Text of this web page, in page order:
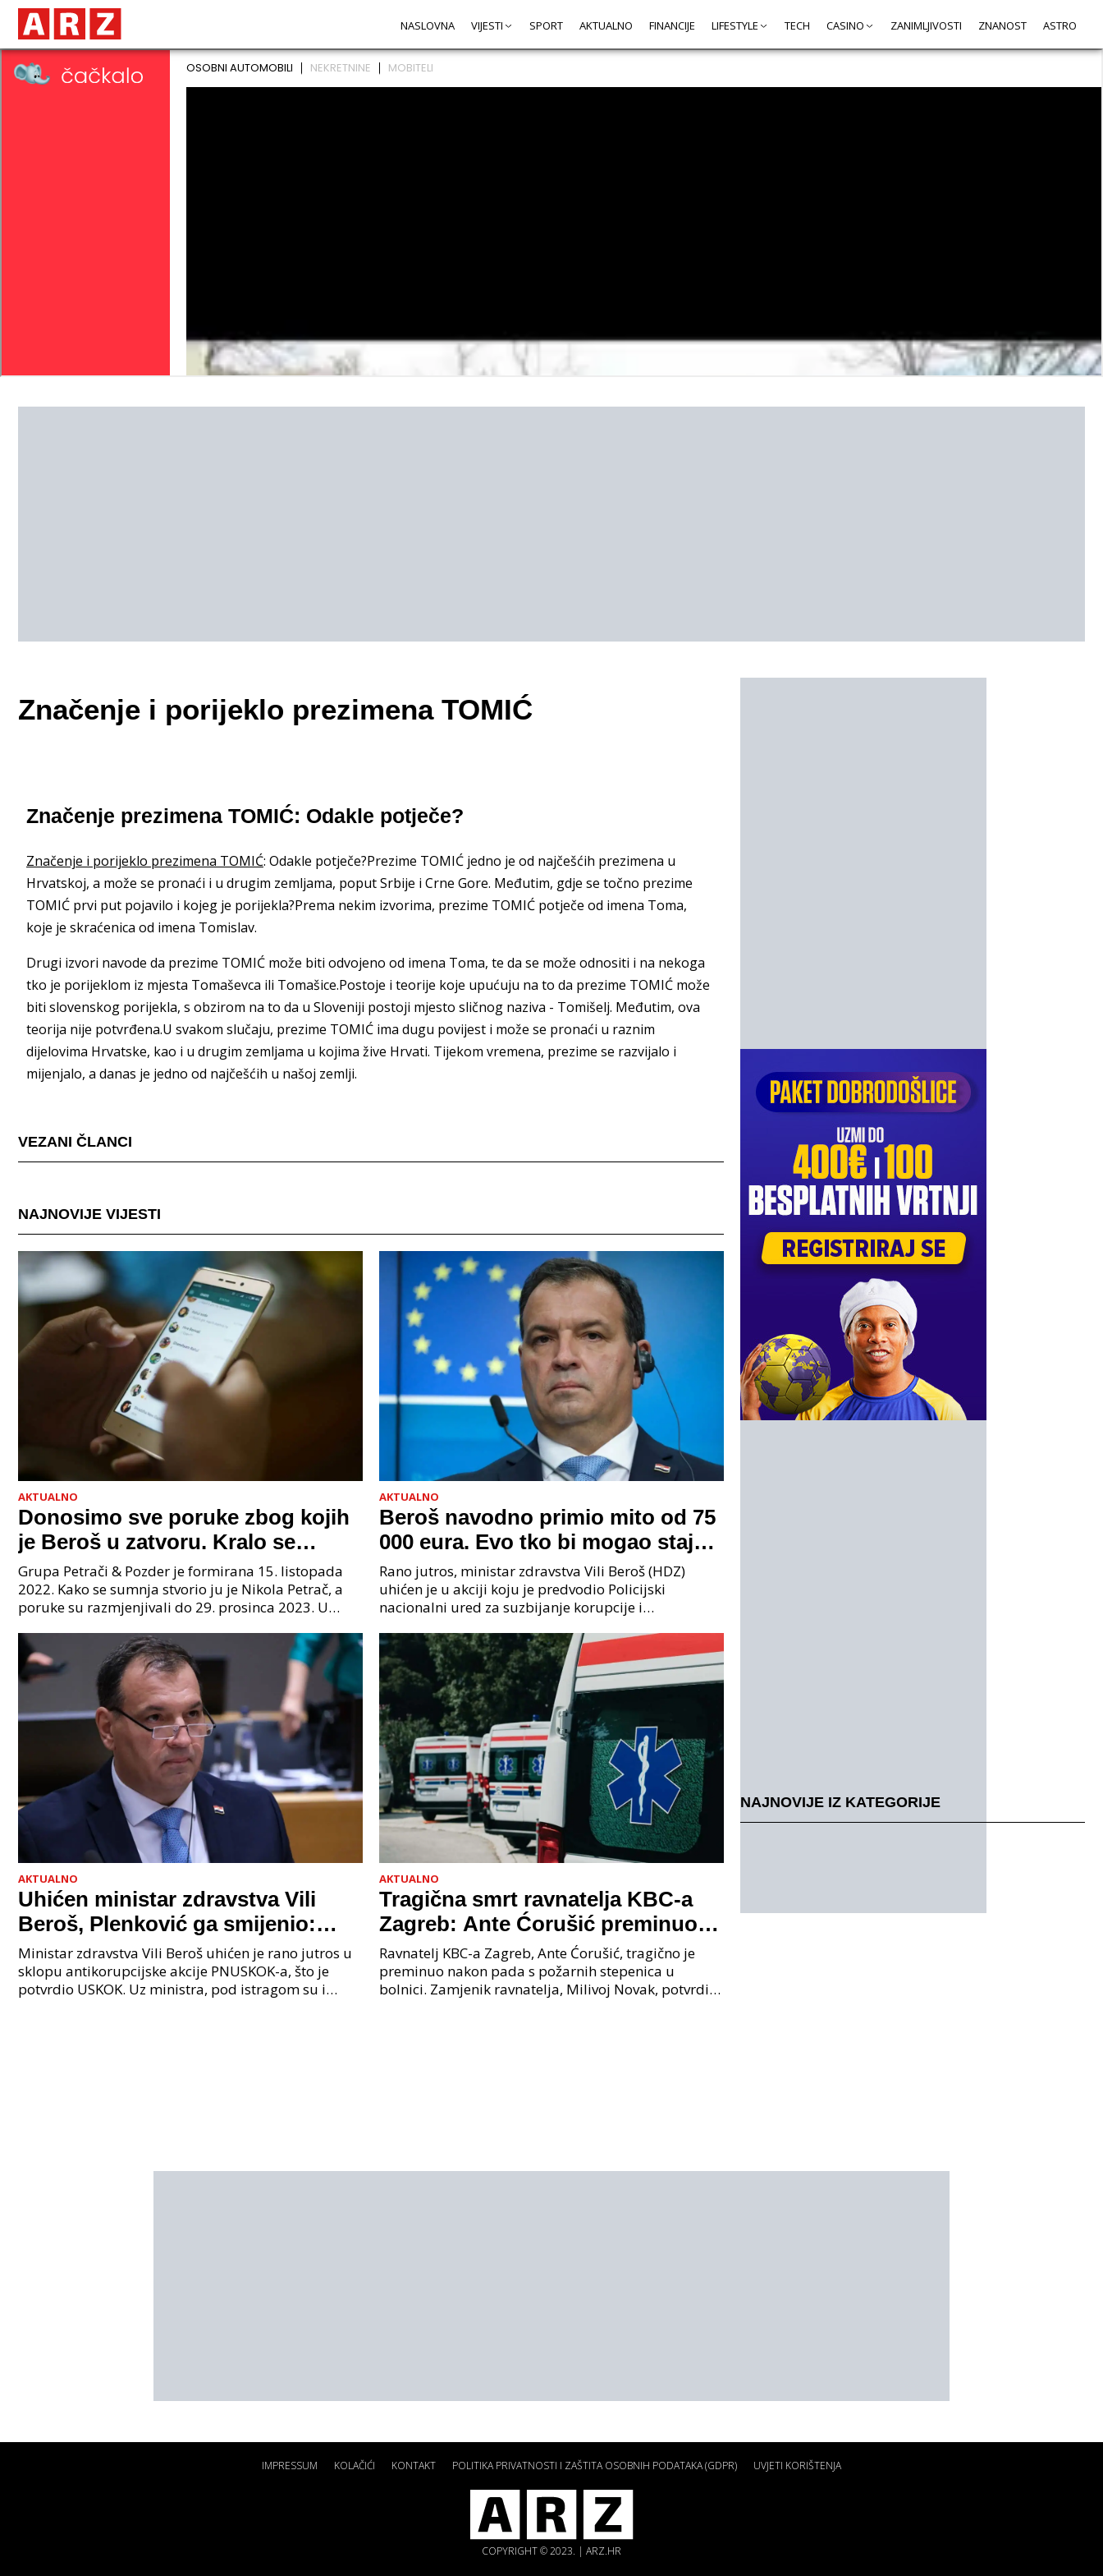
NASLOVNA VIJESTI SPORT AKTUALNO FINANCIJE LIFESTYLE TECH CASINO ZANIMLJIVOSTI ZNANOST ASTRO
Značenje i porijeklo prezimena TOMIĆ
Značenje prezimena TOMIĆ: Odakle potječe?
Značenje i porijeklo prezimena TOMIĆ: Odakle potječe?Prezime TOMIĆ jedno je od najčešćih prezimena u
Hrvatskoj, a može se pronaći i u drugim zemljama, poput Srbije i Crne Gore. Međutim, gdje se točno prezime
TOMIĆ prvi put pojavilo i kojeg je porijekla?Prema nekim izvorima, prezime TOMIĆ potječe od imena Toma,
koje je skraćenica od imena Tomislav.
Drugi izvori navode da prezime TOMIĆ može biti odvojeno od imena Toma, te da se može odnositi i na nekoga
tko je porijeklom iz mjesta Tomaševca ili Tomašice.Postoje i teorije koje upućuju na to da prezime TOMIĆ može
biti slovenskog porijekla, s obzirom na to da u Sloveniji postoji mjesto sličnog naziva - Tomišelj. Međutim, ova
teorija nije potvrđena.U svakom slučaju, prezime TOMIĆ ima dugu povijest i može se pronaći u raznim
dijelovima Hrvatske, kao i u drugim zemljama u kojima žive Hrvati. Tijekom vremena, prezime se razvijalo i
mijenjalo, a danas je jedno od najčešćih u našoj zemlji.
VEZANI ČLANCI
NAJNOVIJE VIJESTI
AKTUALNO
Donosimo sve poruke zbog kojih
je Beroš u zatvoru. Kralo se
godinama. Tko će iz vlade biti
sljedeći uhićen?
Grupa Petrači & Pozder je formirana 15. listopada
2022. Kako se sumnja stvorio ju je Nikola Petrač, a
poruke su razmjenjivali do 29. prosinca 2023. U
AKTUALNO
Beroš navodno primio mito od 75
000 eura. Evo tko bi mogao stajati
na čelu zločinačkog udruženja
Rano jutros, ministar zdravstva Vili Beroš (HDZ)
uhićen je u akciji koju je predvodio Policijski
nacionalni ured za suzbijanje korupcije i
priopćenju USKOK
AKTUALNO
Uhićen ministar zdravstva Vili
Beroš, Plenković ga smijenio:
Istraga USKOK-a zbog korupcije
Ministar zdravstva Vili Beroš uhićen je rano jutros u
sklopu antikorupcijske akcije PNUSKOK-a, što je
potvrdio USKOK. Uz ministra, pod istragom su i
AKTUALNO
Tragična smrt ravnatelja KBC-a
Zagreb: Ante Ćorušić preminuo
nakon pada u bolnici, policija na
mjestu događaja
Ravnatelj KBC-a Zagreb, Ante Ćorušić, tragično je
preminuo nakon pada s požarnih stepenica u
bolnici. Zamjenik ravnatelja, Milivoj Novak, potvrdio
NAJNOVIJE IZ KATEGORIJE
IMPRESSUM KOLAČIĆI KONTAKT POLITIKA PRIVATNOSTI I ZAŠTITA OSOBNIH PODATAKA (GDPR) UVJETI KORIŠTENJA
COPYRIGHT © 2023. | ARZ.HR